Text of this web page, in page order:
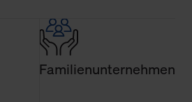
jeweiligen Cookies und ihren
„Über Cookies“ können Sie
über Cookies einsehen. Über
anpassen. Ihre
Familienunternehmen